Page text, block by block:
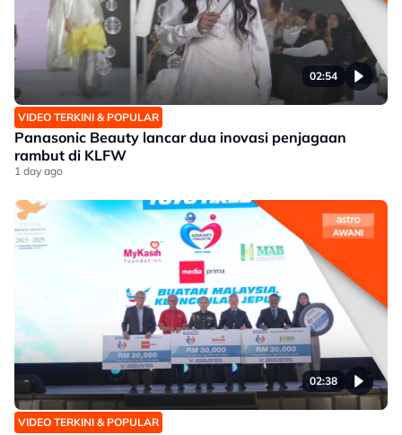
02:54
VIDEO TERKINI & POPULAR
Panasonic Beauty lancar dua inovasi penjagaan
rambut di KLFW
1 day ago
02:38
VIDEO TERKINI & POPULAR